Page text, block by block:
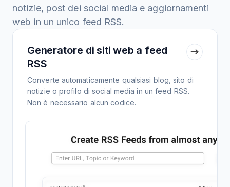
notizie, post dei social media e aggiornamenti
web in un unico feed RSS.
Generatore di siti web a feed
RSS
Converte automaticamente qualsiasi blog, sito di
notizie o profilo di social media in un feed RSS.
Non è necessario alcun codice.